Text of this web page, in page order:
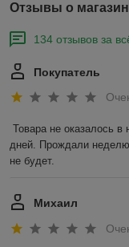
Отзывы о
134 отзывов за
Покупатель
Товара не оказалось
дней. Прождали
не будет.
Михаил